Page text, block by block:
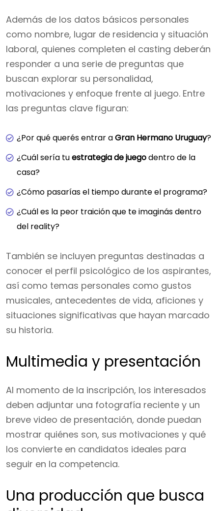
Además de los datos básicos personales
como nombre, lugar de residencia y situación
laboral, quienes completen el casting deberán
responder a una serie de preguntas que
buscan explorar su personalidad,
motivaciones y enfoque frente al juego. Entre
las preguntas clave figuran:
¿Por qué querés entrar aGran Hermano Uruguay?
¿Cuál sería tuestrategia de juegodentro de la
casa?
¿Cómo pasarías el tiempo durante el programa?
¿Cuál es la peor traición que te imaginás dentro
del reality?
También se incluyen preguntas destinadas a
conocer el perfil psicológico de los aspirantes,
así como temas personales como gustos
musicales, antecedentes de vida, aficiones y
situaciones significativas que hayan marcado
su historia.
Multimedia y presentación
Al momento de la inscripción, los interesados
deben adjuntar una fotografía reciente y un
breve video de presentación, donde puedan
mostrar quiénes son, sus motivaciones y qué
los convierte en candidatos ideales para
seguir en la competencia.
Una producción que busca